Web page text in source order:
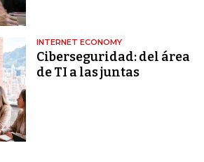
INTERNET ECONOMY
Ciberseguridad: del área
de TI a las juntas